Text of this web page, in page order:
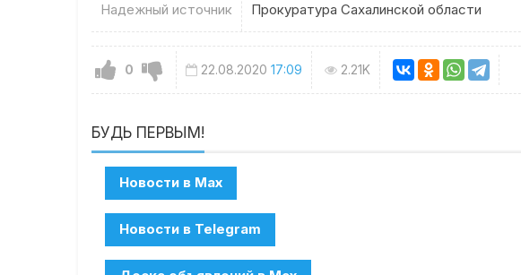
Надежный источник Прокуратура Сахалинской области
0 22.08.2020 17:09 2.21K
БУДЬ ПЕРВЫМ!